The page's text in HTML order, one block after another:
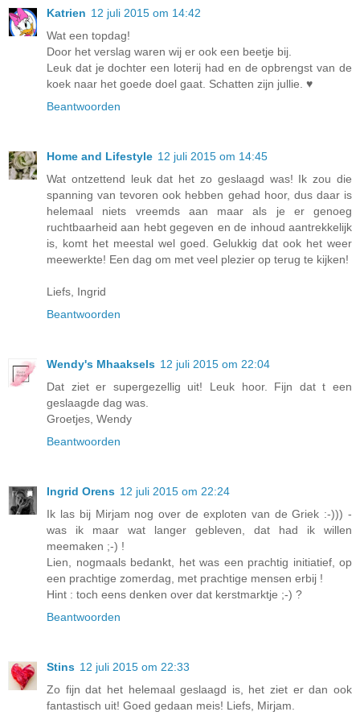
Katrien 12 juli 2015 om 14:42
Wat een topdag!
Door het verslag waren wij er ook een beetje bij.
Leuk dat je dochter een loterij had en de opbrengst van de
koek naar het goede doel gaat. Schatten zijn jullie. ♥
Beantwoorden
Home and Lifestyle 12 juli 2015 om 14:45
Wat ontzettend leuk dat het zo geslaagd was! Ik zou die
spanning van tevoren ook hebben gehad hoor, dus daar is
helemaal niets vreemds aan maar als je er genoeg
ruchtbaarheid aan hebt gegeven en de inhoud aantrekkelijk
is, komt het meestal wel goed. Gelukkig dat ook het weer
meewerkte! Een dag om met veel plezier op terug te kijken!
Liefs, Ingrid
Beantwoorden
Wendy's Mhaaksels 12 juli 2015 om 22:04
Dat ziet er supergezellig uit! Leuk hoor. Fijn dat t een
geslaagde dag was.
Groetjes, Wendy
Beantwoorden
Ingrid Orens 12 juli 2015 om 22:24
Ik las bij Mirjam nog over de exploten van de Griek :-))) -
was ik maar wat langer gebleven, dat had ik willen
meemaken ;-) !
Lien, nogmaals bedankt, het was een prachtig initiatief, op
een prachtige zomerdag, met prachtige mensen erbij !
Hint : toch eens denken over dat kerstmarktje ;-) ?
Beantwoorden
Stins 12 juli 2015 om 22:33
Zo fijn dat het helemaal geslaagd is, het ziet er dan ook
fantastisch uit! Goed gedaan meis! Liefs, Mirjam.